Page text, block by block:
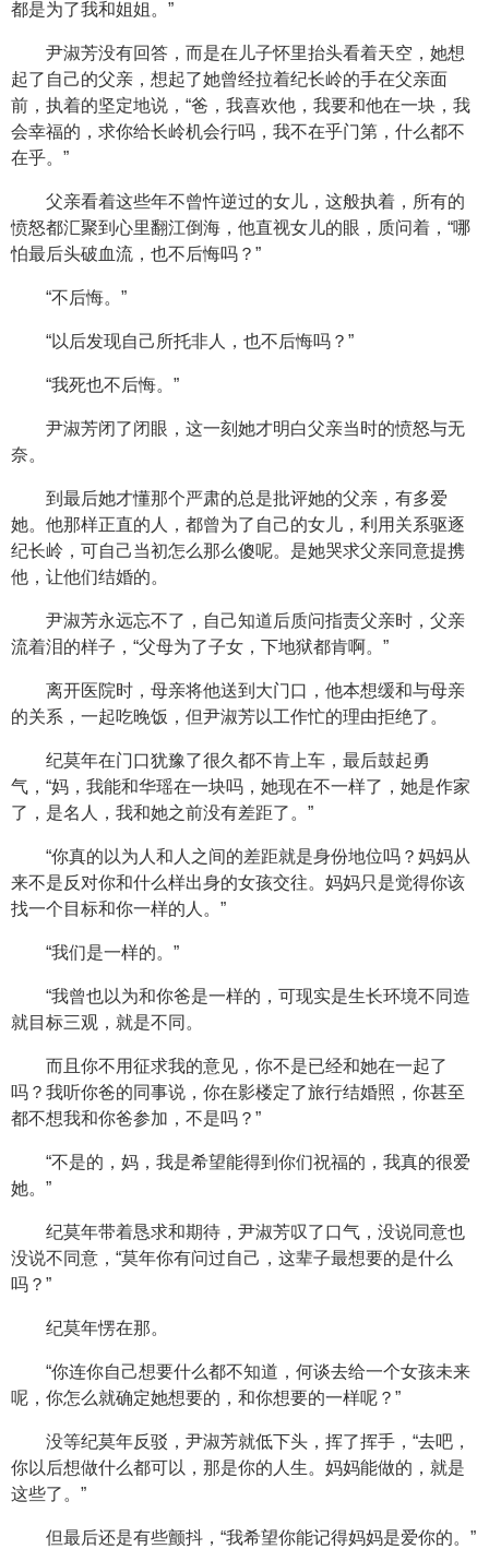
都是为了我和姐姐。”
尹淑芳没有回答，而是在儿子怀里抬头看着天空，她想
起了自己的父亲，想起了她曾经拉着纪长岭的手在父亲面
前，执着的坚定地说，“爸，我喜欢他，我要和他在一块，我
会幸福的，求你给长岭机会行吗，我不在乎门第，什么都不
在乎。”
父亲看着这些年不曾忤逆过的女儿，这般执着，所有的
愤怒都汇聚到心里翻江倒海，他直视女儿的眼，质问着，“哪
怕最后头破血流，也不后悔吗？”
“不后悔。”
“以后发现自己所托非人，也不后悔吗？”
“我死也不后悔。”
尹淑芳闭了闭眼，这一刻她才明白父亲当时的愤怒与无
奈。
到最后她才懂那个严肃的总是批评她的父亲，有多爱
她。他那样正直的人，都曾为了自己的女儿，利用关系驱逐
纪长岭，可自己当初怎么那么傻呢。是她哭求父亲同意提携
他，让他们结婚的。
尹淑芳永远忘不了，自己知道后质问指责父亲时，父亲
流着泪的样子，“父母为了子女，下地狱都肯啊。”
离开医院时，母亲将他送到大门口，他本想缓和与母亲
的关系，一起吃晚饭，但尹淑芳以工作忙的理由拒绝了。
纪莫年在门口犹豫了很久都不肯上车，最后鼓起勇
气，“妈，我能和华瑶在一块吗，她现在不一样了，她是作家
了，是名人，我和她之前没有差距了。”
“你真的以为人和人之间的差距就是身份地位吗？妈妈从
来不是反对你和什么样出身的女孩交往。妈妈只是觉得你该
找一个目标和你一样的人。”
“我们是一样的。”
“我曾也以为和你爸是一样的，可现实是生长环境不同造
就目标三观，就是不同。
而且你不用征求我的意见，你不是已经和她在一起了
吗？我听你爸的同事说，你在影楼定了旅行结婚照，你甚至
都不想我和你爸参加，不是吗？”
“不是的，妈，我是希望能得到你们祝福的，我真的很爱
她。”
纪莫年带着恳求和期待，尹淑芳叹了口气，没说同意也
没说不同意，“莫年你有问过自己，这辈子最想要的是什么
吗？”
纪莫年愣在那。
“你连你自己想要什么都不知道，何谈去给一个女孩未来
呢，你怎么就确定她想要的，和你想要的一样呢？”
没等纪莫年反驳，尹淑芳就低下头，挥了挥手，“去吧，
你以后想做什么都可以，那是你的人生。妈妈能做的，就是
这些了。”
但最后还是有些颤抖，“我希望你能记得妈妈是爱你的。”